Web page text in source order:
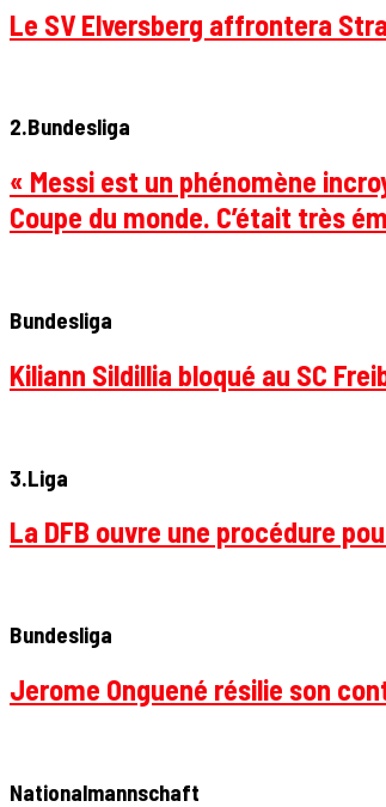
Le SV Elversberg affrontera
2.Bundesliga
« Messi est un phénomène
Coupe du monde. C’était très
Bundesliga
Kiliann Sildillia bloqué au SC
3.Liga
La DFB ouvre une procédure
Bundesliga
Jerome Onguené résilie son
Nationalmannschaft